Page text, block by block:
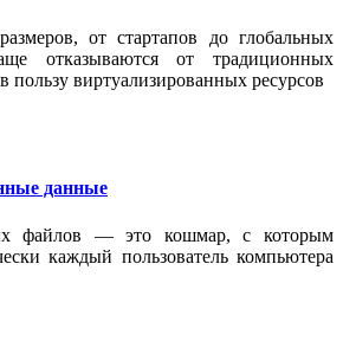
от стартапов до глобальных
отказываются от традиционных
пользу виртуализированных ресурсов
данные
файлов — это кошмар, с которым
каждый пользователь компьютера